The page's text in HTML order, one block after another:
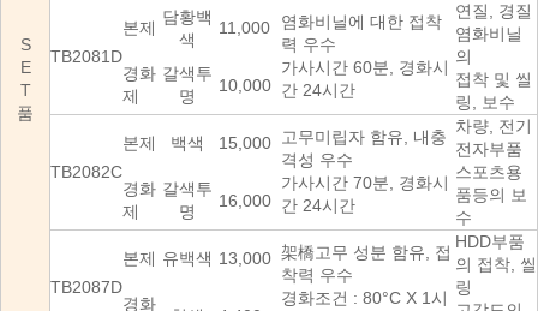
S
E
T
품
TB2081D
본제
담황백
색
11,000
염화비닐에 대한 접착
력 우수
가사시간 60분, 경화시
간 24시간
연질, 경질
염화비닐
의
접착 및 씰
링, 보수
경화
제
갈색투
명
10,000
TB2082C
본제 백색 15,000 고무미립자 함유, 내충
격성 우수
가사시간 70분, 경화시
간 24시간
차량, 전기
전자부품
스포츠용
품등의 보
수
경화
제
갈색투
명
16,000
TB2087D
본제 유백색 13,000 架橋고무 성분 함유, 접
착력 우수
경화조건 : 80°C X 1시
HDD부품
의 접착, 씰
링
경화